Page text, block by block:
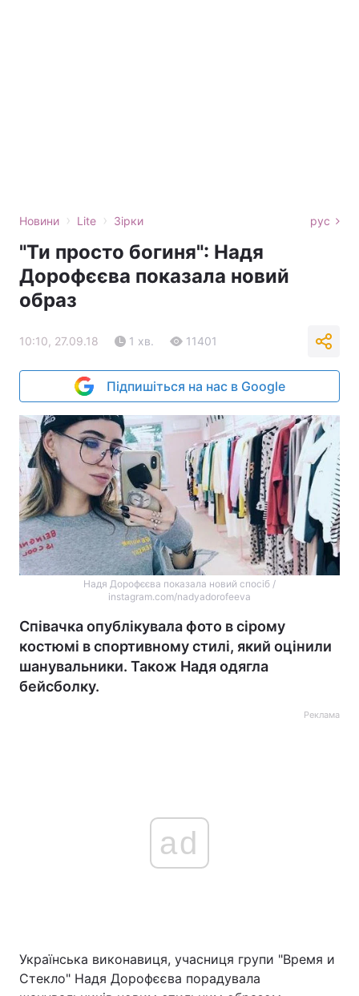
Новини › Lite › Зірки рус
"Ти просто богиня": Надя
Дорофєєва показала новий
образ
10:10, 27.09.18 1 хв. 11401
Підпишіться на нас в Google
Надя Дорофєєва показала новий спосіб /
instagram.com/nadyadorofeeva
Співачка опублікувала фото в сірому
костюмі в спортивному стилі, який оцінили
шанувальники. Також Надя одягла
бейсболку.
Реклама
ad
Українська виконавиця, учасниця групи "Время и
Стекло" Надя Дорофєєва порадувала